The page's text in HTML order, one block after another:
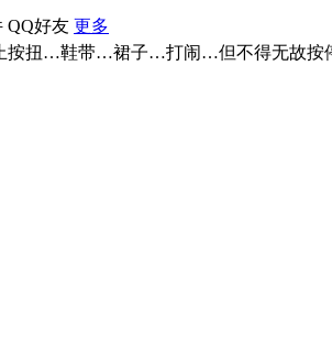
QQ好友 更多
按扭…鞋带…裙子…打闹…但不得无故按